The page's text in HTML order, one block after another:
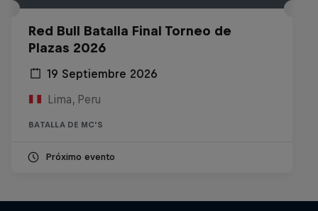
Red Bull Batalla Final Torneo de
Plazas 2026
19 Septiembre 2026
Lima, Peru
BATALLA DE MC'S
Próximo evento